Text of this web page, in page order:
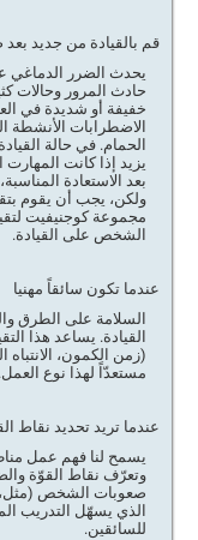
قم بالقيادة من جديد بعد
يحدث الضرر الدماغي
حادث المرور وحالات
خفيفة أو شديدة في
الاضطرابات الأنشطة
الحمام. في حالة
يزيد إذا كانت
بعد الاستعادة
ولكن، يجب أن يقوم
مجموعة كوجنيفيت
الشخص على القيادة.
عندما تكون سائقاً مهنيا
السلامة على الطرق
القيادة. يساعد هذا
(زمن الكمون، الانتباه
مستعدّاً لهذا نوع العمل.
عندما تريد تحديد نقاط
يسمح لنا فهم عمل
وتعرّف نقاط القوّة
صعوبات الشخص (مثل،
الذي يسهّل التدريب
للسائقين.